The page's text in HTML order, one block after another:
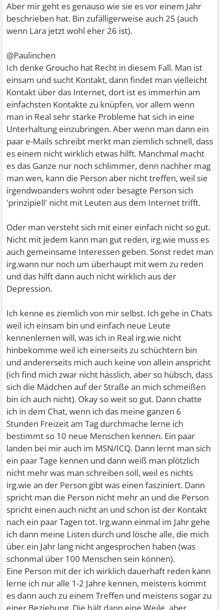
Aber mir geht es genauso wie sie es vor einem Jahr
beschrieben hat. Bin zufälligerweise auch 25 (auch
wenn Lara jetzt wohl eher 26 ist).
@Paulinchen
Ich denke Groucho hat Recht in diesem Fall. Man ist
einsam und sucht Kontakt, dann findet man vielleicht
Kontakt über das Internet, dort ist es immerhin am
einfachsten Kontakte zu knüpfen, vor allem wenn
man in Real sehr starke Probleme hat sich in eine
Unterhaltung einzubringen. Aber wenn man dann ein
paar e-Mails schreibt merkt man ziemlich schnell, dass
es einem nicht wirklich etwas hilft. Manchmal macht
es das Ganze nur noch schlimmer, denn nachher mag
man wen, kann die Person aber nicht treffen, weil sie
irgendwoanders wohnt oder besagte Person sich
'prinzipiell' nicht mit Leuten aus dem Internet trifft.
Oder man versteht sich mit einer einfach nicht so gut.
Nicht mit jedem kann man gut reden, irg.wie muss es
auch gemeinsame Interessen geben. Sonst redet man
irg.wann nur noch um überhaupt mit wem zu reden
und das hilft dann auch nicht wirklich aus der
Depression.
Ich kenne es ziemlich von mir selbst. Ich gehe in Chats
weil ich einsam bin und einfach neue Leute
kennenlernen will, was ich in Real irg.wie nicht
hinbekomme weil ich einerseits zu schüchtern bin
und andererseits mich auch keine von allein anspricht
(ich find mich zwar nicht hässlich, aber so hübsch, dass
sich die Mädchen auf der Straße an mich schmeißen
bin ich auch nicht). Okay so weit so gut. Dann chatte
ich in dem Chat, wenn ich das meine ganzen 6
Stunden Freizeit am Tag durchmache lerne ich
bestimmt so 10 neue Menschen kennen. Ein paar
landen bei mir auch im MSN/ICQ. Dann lernt man sich
ein paar Tage kennen und dann weiß man plötzlich
nicht mehr was man schreiben soll, weil es nichts
irg.wie an der Person gibt was einen fasziniert. Dann
spricht man die Person nicht mehr an und die Person
spricht einen auch nicht an und schon ist der Kontakt
nach ein paar Tagen tot. Irg.wann einmal im Jahr gehe
ich dann meine Listen durch und lösche alle, die mich
über ein Jahr lang nicht angesprochen haben (was
schonmal über 100 Menschen sein können).
Eine Person mit der ich wirklich dauerhaft reden kann
lerne ich nur alle 1-2 Jahre kennen, meistens kommt
es dann auch zu einem Treffen und meistens sogar zu